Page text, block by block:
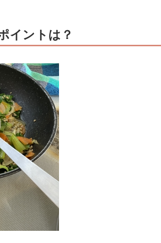
イントは？